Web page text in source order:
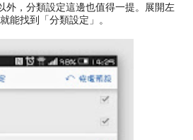
外，分類設定這邊也值得一提。展開左
能找到「分類設定」。